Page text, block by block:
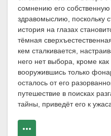
сомнению его собственную
здравомыслию, поскольку
история на глазах
тёмная
кем сталкивается,
него нет выбора, кроме
вооружившись только
осталось от его
путешествие в поисках
тайны, приведёт его к